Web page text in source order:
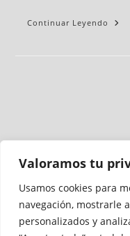
Valoramos tu
Usamos cookies para
navegación, mostrarle
personalizados y
Continuar Leyendo
Medio